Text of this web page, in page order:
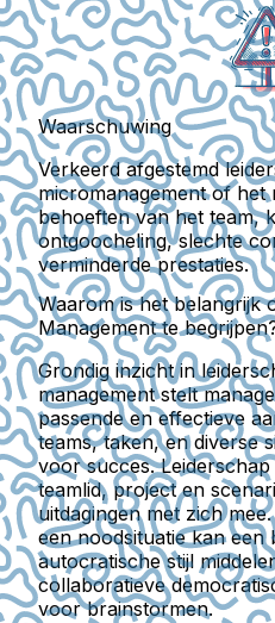
Waarschuwing
Verkeerd afgestemd
micromanagement of het
behoeften van het team,
ontgoocheling, slechte
verminderde prestaties.
Waarom is het belangrijk
Management te
Grondig inzicht in
management stelt
passende en effectieve
teams, taken, en diverse
voor succes.
teamlid, project en
uitdagingen met zich
een noodsituatie kan een
autocratische stijl
collaboratieve
voor brainstormen.